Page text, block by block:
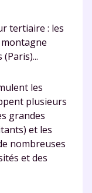
tertiaire : les
les
plusieurs
grandes
et les
nombreuses
et des